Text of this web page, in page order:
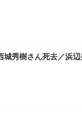
城秀樹さん死去／浜